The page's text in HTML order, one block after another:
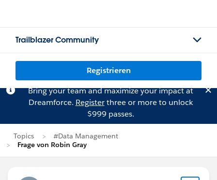
Trailblazer Community
Registrieren
Bring your team and maximize your impact at
Dreamforce. Registerthree or more to unlock
$999 passes.
Topics
#Data Management
Frage von Robin Gray